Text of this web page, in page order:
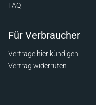
FAQ
Für Verbraucher
Verträge hier kündigen
Vertrag widerrufen